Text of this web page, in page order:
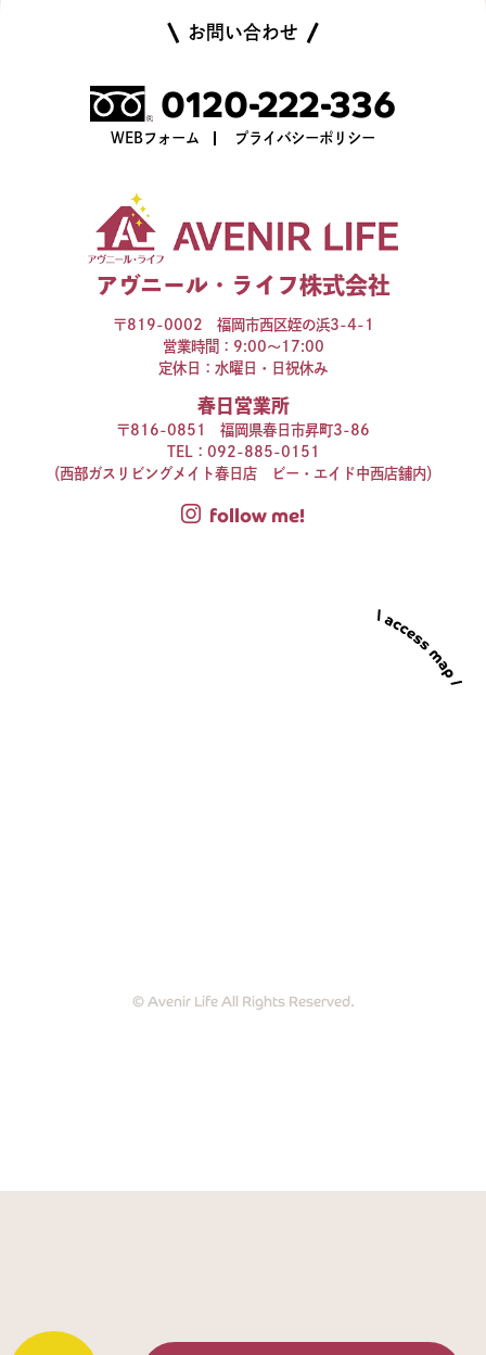
お問い合わせ
0120-222-336
WEBフォーム プライバシーポリシー
アヴニール・ライフ株式会社
〒819-0002 福岡市西区姪の浜3-4-1
営業時間：9:00～17:00
定休日：水曜日・日祝休み
春日営業所
〒816-0851 福岡県春日市昇町3-86
TEL： 092-885-0151
（西部ガスリビングメイト春日店 ビー・エイド中西店舗内）
follow me!
© Avenir Life All Rights Reserved.